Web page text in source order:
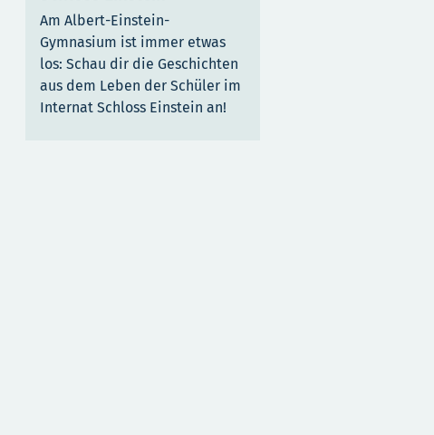
Am Albert-Einstein-
Gymnasium ist immer etwas
los: Schau dir die Geschichten
aus dem Leben der Schüler im
Internat Schloss Einstein an!